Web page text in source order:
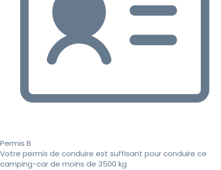
Permis B
Votre permis de conduire est suffisant pour conduire ce
camping-car de moins de 3500 kg